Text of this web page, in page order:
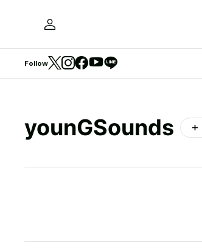
Follow
younGSounds